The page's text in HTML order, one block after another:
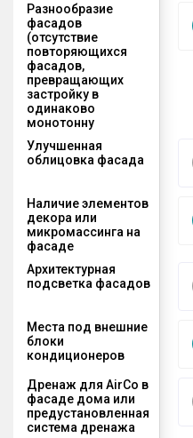
Разнообразие
фасадов
(отсутствие
повторяющихся
фасадов,
превращающих
застройку в
одинаково
монотонну
Улучшенная
облицовка фасада
Наличие элементов
декора или
микромассинга на
фасаде
Архитектурная
подсветка фасадов
Места под внешние
блоки
кондиционеров
Дренаж для AirCo в
фасаде дома или
предустановленная
система дренажа